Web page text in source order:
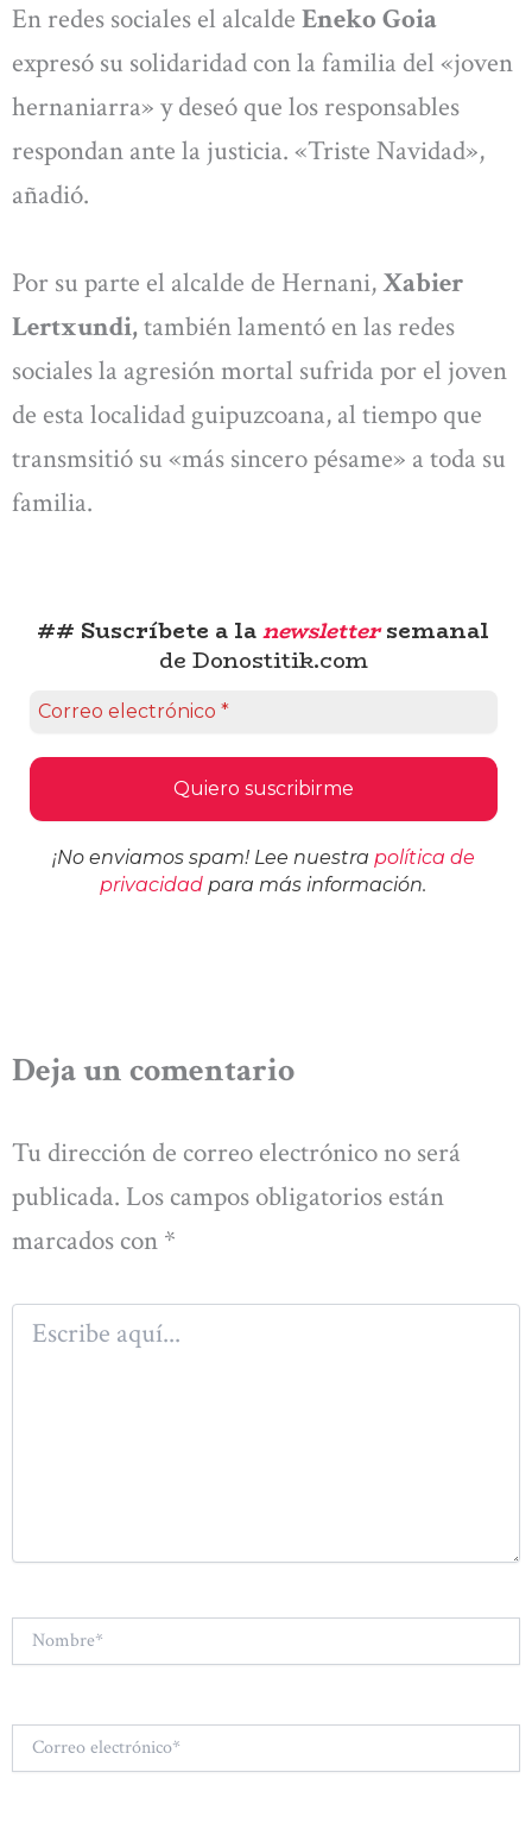
En redes sociales el alcalde Eneko Goia
expresó su solidaridad con la familia del «joven
hernaniarra» y deseó que los responsables
respondan ante la justicia. «Triste Navidad»,
añadió.
Por su parte el alcalde de Hernani,Xabier
Lertxundi,también lamentó en las redes
sociales la agresión mortal sufrida por el joven
de esta localidad guipuzcoana, al tiempo que
transmsitió su «más sincero pésame» a toda su
familia.
## Suscríbete a lanewslettersemanal
de Donostitik.com
¡No enviamos spam! Lee nuestra política de
privacidad para más información.
Deja un comentario
Tu dirección de correo electrónico no será
publicada. Los campos obligatorios están
marcados con *
Escribe
aquí...
Nombre*
Correo
electrónico*